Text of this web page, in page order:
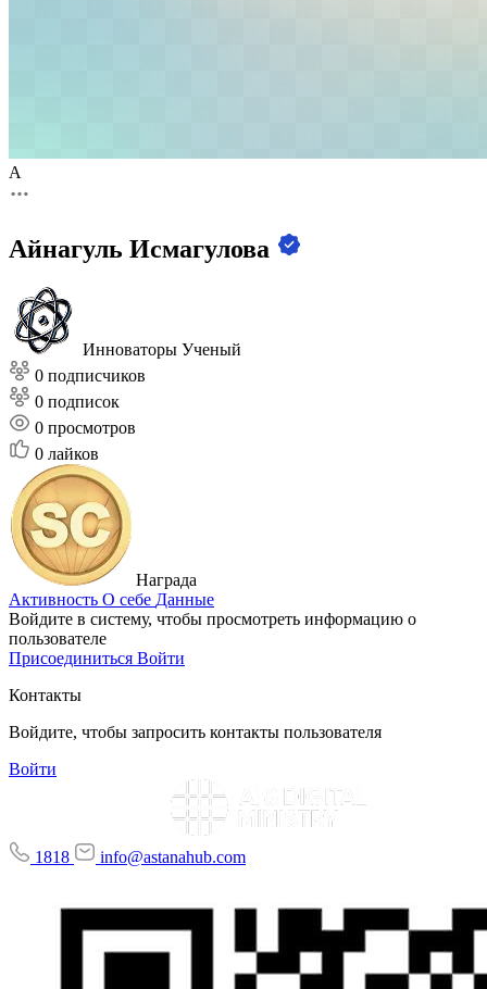
А
Айнагуль Исмагулова
Инноваторы Ученый
0 подписчиков
0 подписок
0 просмотров
0 лайков
Награда
Активность О себе Данные
Войдите в систему, чтобы просмотреть информацию о
пользователе
Присоединиться Войти
Контакты
Войдите, чтобы запросить контакты пользователя
Войти
1818 info@astanahub.com